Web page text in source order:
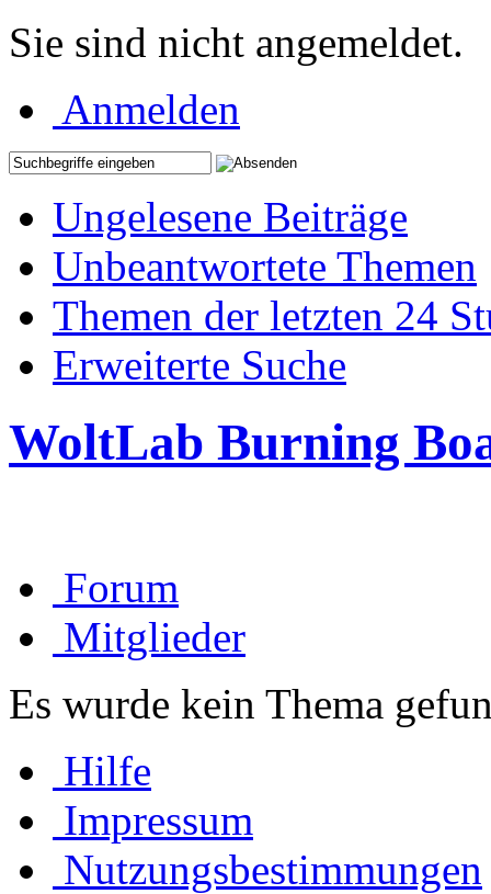
Sie sind nicht angemeldet.
Anmelden
Ungelesene Beiträge
Unbeantwortete Themen
Themen der letzten 24
Erweiterte Suche
WoltLab Burning
Forum
Mitglieder
Es wurde kein Thema
Hilfe
Impressum
Nutzungsbestimmungen